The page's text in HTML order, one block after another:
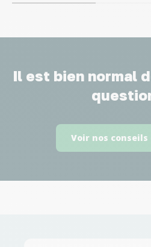
Il est bien normal
Voir nos